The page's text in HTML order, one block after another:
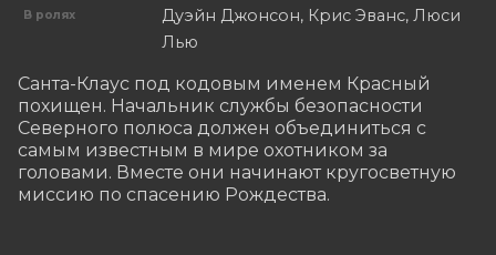
В ролях
Дуэйн Джонсон, Крис Эванс, Люси
Лью
Санта-Клаус под кодовым именем Красный
похищен. Начальник службы безопасности
Северного полюса должен объединиться с
самым известным в мире охотником за
головами. Вместе они начинают кругосветную
миссию по спасению Рождества.